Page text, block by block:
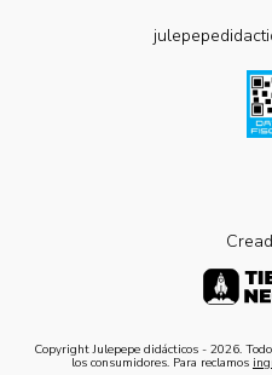
Copyright Julepepe didácticos - 2026.
los consumidores. Para reclamos